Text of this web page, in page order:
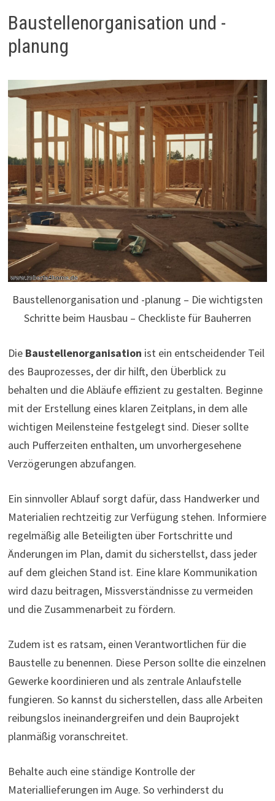
Baustellenorganisation und -
planung
Baustellenorganisation und -planung – Die wichtigsten
Schritte beim Hausbau – Checkliste für Bauherren
Die Baustellenorganisation ist ein entscheidender Teil
des Bauprozesses, der dir hilft, den Überblick zu
behalten und die Abläufe effizient zu gestalten. Beginne
mit der Erstellung eines klaren Zeitplans, in dem alle
wichtigen Meilensteine festgelegt sind. Dieser sollte
auch Pufferzeiten enthalten, um unvorhergesehene
Verzögerungen abzufangen.
Ein sinnvoller Ablauf sorgt dafür, dass Handwerker und
Materialien rechtzeitig zur Verfügung stehen. Informiere
regelmäßig alle Beteiligten über Fortschritte und
Änderungen im Plan, damit du sicherstellst, dass jeder
auf dem gleichen Stand ist. Eine klare Kommunikation
wird dazu beitragen, Missverständnisse zu vermeiden
und die Zusammenarbeit zu fördern.
Zudem ist es ratsam, einen Verantwortlichen für die
Baustelle zu benennen. Diese Person sollte die einzelnen
Gewerke koordinieren und als zentrale Anlaufstelle
fungieren. So kannst du sicherstellen, dass alle Arbeiten
reibungslos ineinandergreifen und dein Bauprojekt
planmäßig voranschreitet.
Behalte auch eine ständige Kontrolle der
Materiallieferungen im Auge. So verhinderst du